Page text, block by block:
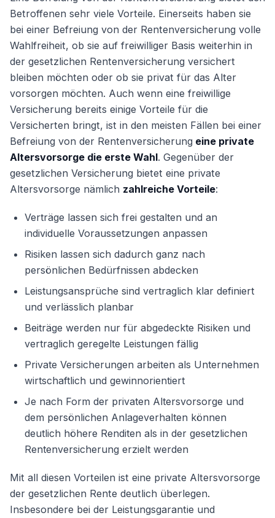
Betroffenen sehr viele Vorteile. Einerseits haben sie
bei einer Befreiung von der Rentenversicherung volle
Wahlfreiheit, ob sie auf freiwilliger Basis weiterhin in
der gesetzlichen Rentenversicherung versichert
bleiben möchten oder ob sie privat für das Alter
vorsorgen möchten. Auch wenn eine freiwillige
Versicherung bereits einige Vorteile für die
Versicherten bringt, ist in den meisten Fällen bei einer
Befreiung von der Rentenversicherung eine private
Altersvorsorge die erste Wahl. Gegenüber der
gesetzlichen Versicherung bietet eine private
Altersvorsorge nämlich zahlreiche Vorteile:
Verträge lassen sich frei gestalten und an
individuelle Voraussetzungen anpassen
Risiken lassen sich dadurch ganz nach
persönlichen Bedürfnissen abdecken
Leistungsansprüche sind vertraglich klar definiert
und verlässlich planbar
Beiträge werden nur für abgedeckte Risiken und
vertraglich geregelte Leistungen fällig
Private Versicherungen arbeiten als Unternehmen
wirtschaftlich und gewinnorientiert
Je nach Form der privaten Altersvorsorge und
dem persönlichen Anlageverhalten können
deutlich höhere Renditen als in der gesetzlichen
Rentenversicherung erzielt werden
Mit all diesen Vorteilen ist eine private Altersvorsorge
der gesetzlichen Rente deutlich überlegen.
Insbesondere bei der Leistungsgarantie und